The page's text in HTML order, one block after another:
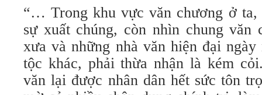
“… Trong khu vực văn chương ở
sự xuất chúng, còn nhìn chung văn
xưa và những nhà văn hiện đại
tộc khác, phải thừa nhận là kém
văn lại được nhân dân hết sức tôn